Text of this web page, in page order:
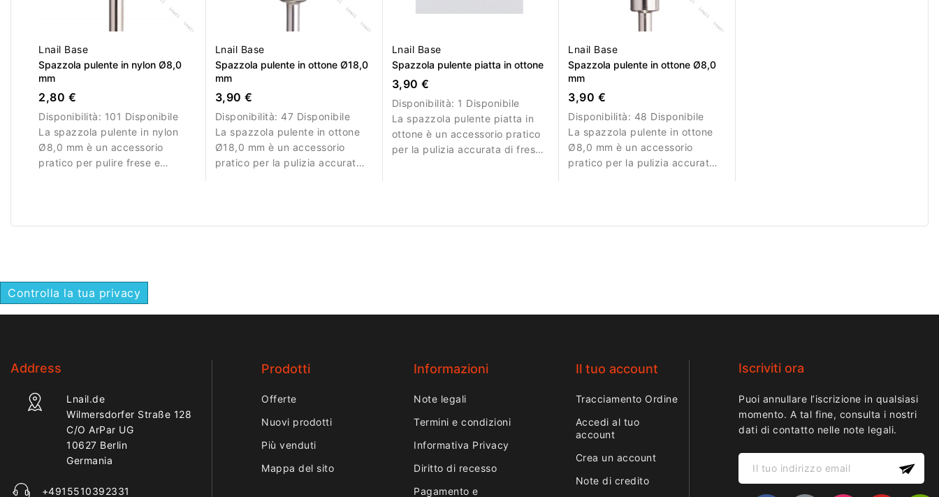
Lnail Base
Spazzola pulente in nylon Ø8,0
mm
2,80 €
Disponibilità: 101 Disponibile
La spazzola pulente in nylon
Ø8,0 mm è un accessorio
pratico per pulire frese e
limatura e tracce di prodotto in
degli strumenti.
Lnail Base
Spazzola pulente in ottone Ø18,0
mm
3,90 €
Disponibilità:47 Disponibile
La spazzola pulente in ottone
Ø18,0 mm è un accessorio
pratico per la pulizia accurata
polvere, residui di limatura e
Lnail Base
Spazzola pulente piatta in ottone
3,90 €
Disponibilità: 1 Disponibile
La spazzola pulente piatta in
ottone è un accessorio pratico
per la pulizia accurata di frese
modo rapido ed efficace.
Lnail Base
Spazzola pulente in ottone Ø8,0
mm
3,90 €
Disponibilità: 48 Disponibile
La spazzola pulente in ottone
Ø8,0 mm è un accessorio
pratico per la pulizia accurata
polvere, residui di limatura e
Controlla la tua privacy
Address
Lnail.de
Wilmersdorfer Straße 128
C/O ArPar UG
10627 Berlin
Germania
+4915510392331
Prodotti
Offerte
Nuovi prodotti
Più venduti
Mappa del sito
Informazioni
Note legali
Termini e condizioni
Informativa Privacy
Diritto di recesso
Pagamento e
Il tuo account
Tracciamento Ordine
Accedi al tuo
account
Crea un account
Note di credito
Iscriviti ora
Puoi annullare l’iscrizione in qualsiasi
momento. A tal fine, consulta i nostri
dati di contatto nelle note legali.